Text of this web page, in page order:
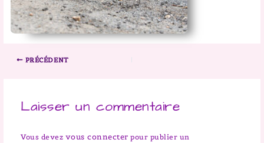
PRÉCÉDENT
Laisser un commentaire
Vous devez vous connecter pour publier un